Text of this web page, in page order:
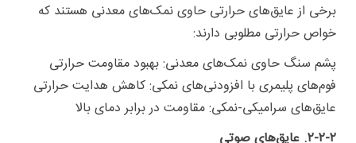
برخی از عایق‌های حرارتی حاوی نمک‌های معدنی هستند که
خواص حرارتی مطلوبی دارند:
پشم سنگ حاوی نمک‌های معدنی: بهبود مقاومت حرارتی
فوم‌های پلیمری با افزودنی‌های نمکی: کاهش هدایت حرارتی
عایق‌های سرامیکی-نمکی: مقاومت در برابر دمای بالا
۲-۲-۲. عایق‌های صوتی